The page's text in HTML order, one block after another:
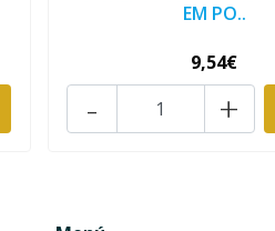
EM PO..
9,54€
+
-